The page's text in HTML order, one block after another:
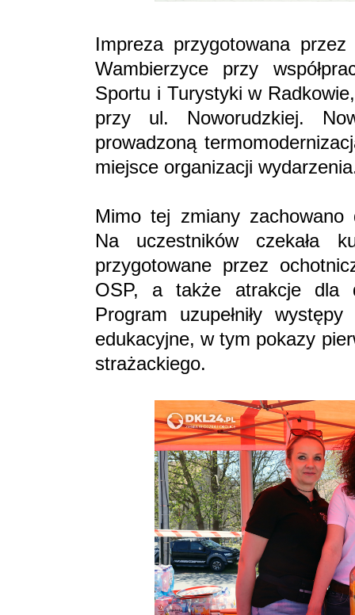
Impreza przygotowana
Wambierzyce przy
Sportu i Turystyki w
przy ul. Noworudzkiej.
prowadzoną
miejsce organizacji
Mimo tej zmiany zachowano
Na uczestników czekała
przygotowane przez
OSP, a także atrakcje dla
Program uzupełniły
edukacyjne, w tym pokazy
strażackiego.